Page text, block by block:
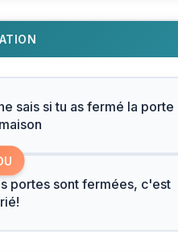
sais si tu as fermé la porte
portes sont fermées, c'est